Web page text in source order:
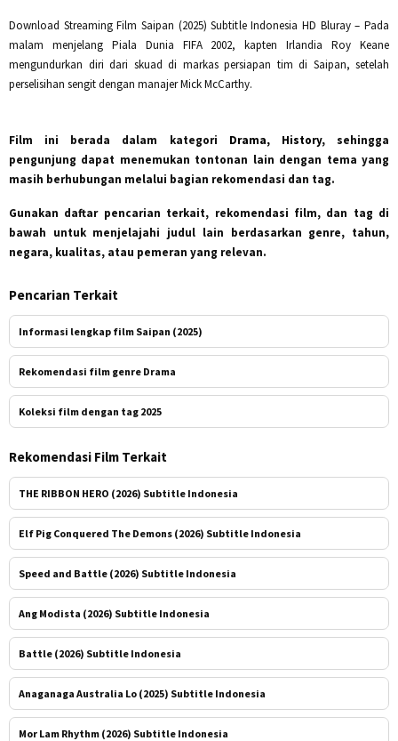
Download Streaming Film Saipan (2025) Subtitle Indonesia HD Bluray – Pada
malam menjelang Piala Dunia FIFA 2002, kapten Irlandia Roy Keane
mengundurkan diri dari skuad di markas persiapan tim di Saipan, setelah
perselisihan sengit dengan manajer Mick McCarthy.
Film ini berada dalam kategori Drama, History, sehingga
pengunjung dapat menemukan tontonan lain dengan tema yang
masih berhubungan melalui bagian rekomendasi dan tag.
Gunakan daftar pencarian terkait, rekomendasi film, dan tag di
bawah untuk menjelajahi judul lain berdasarkan genre, tahun,
negara, kualitas, atau pemeran yang relevan.
Pencarian Terkait
Informasi lengkap film Saipan (2025)
Rekomendasi film genre Drama
Koleksi film dengan tag 2025
Rekomendasi Film Terkait
THE RIBBON HERO (2026) Subtitle Indonesia
Elf Pig Conquered The Demons (2026) Subtitle Indonesia
Speed and Battle (2026) Subtitle Indonesia
Ang Modista (2026) Subtitle Indonesia
Battle (2026) Subtitle Indonesia
Anaganaga Australia Lo (2025) Subtitle Indonesia
Mor Lam Rhythm (2026) Subtitle Indonesia